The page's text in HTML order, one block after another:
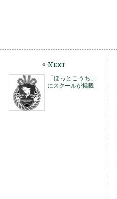
« Next
「ほっとこうち」
にスクールが掲載